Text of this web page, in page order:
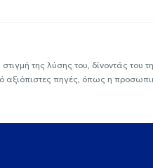
της λύσης του, δίνοντάς του
αξιόπιστες πηγές, όπως η